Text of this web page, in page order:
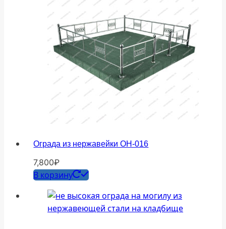
Ограда из нержавейки ОН-016
7,800₽
В корзину